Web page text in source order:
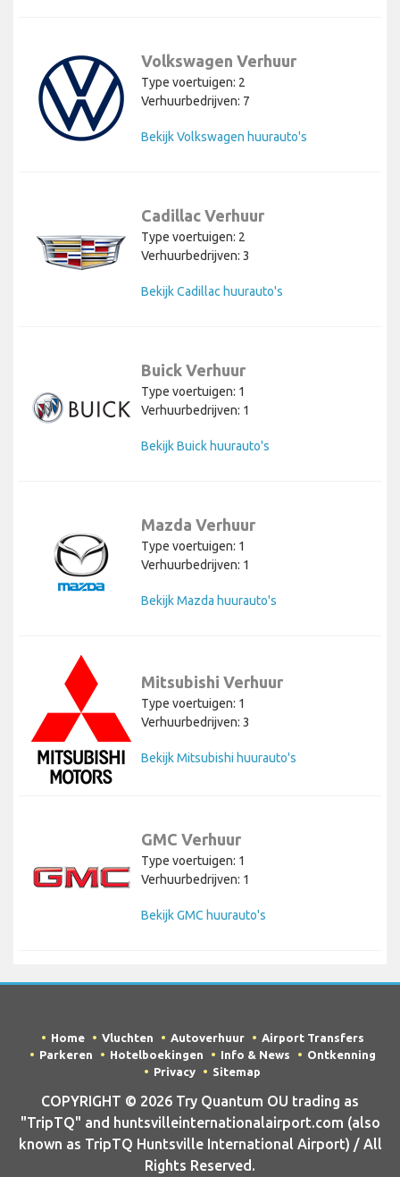
Volkswagen Verhuur
Type voertuigen: 2
Verhuurbedrijven: 7
Bekijk Volkswagen huurauto's
Cadillac Verhuur
Type voertuigen: 2
Verhuurbedrijven: 3
Bekijk Cadillac huurauto's
Buick Verhuur
Type voertuigen: 1
Verhuurbedrijven: 1
Bekijk Buick huurauto's
Mazda Verhuur
Type voertuigen: 1
Verhuurbedrijven: 1
Bekijk Mazda huurauto's
Mitsubishi Verhuur
Type voertuigen: 1
Verhuurbedrijven: 3
Bekijk Mitsubishi huurauto's
GMC Verhuur
Type voertuigen: 1
Verhuurbedrijven: 1
Bekijk GMC huurauto's
Home Vluchten Autoverhuur
Airport Transfers
Parkeren
Hotelboekingen Info & News
Ontkenning
Privacy
Sitemap
COPYRIGHT © 2026 Try Quantum OU trading as
"TripTQ" and huntsvilleinternationalairport.com (also
known as TripTQ Huntsville International Airport) / All
Rights Reserved.